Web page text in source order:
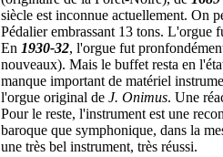
siècle est inconnue actuellement. On
Pédalier embrassant 13 tons. L'orgue
En 1930-32, l'orgue fut
nouveaux). Mais le buffet resta en
manque important de matériel
l'orgue original de J. Onimus. Une
Pour le reste, l'instrument est une
baroque que symphonique, dans la
une très bel instrument, très réussi.